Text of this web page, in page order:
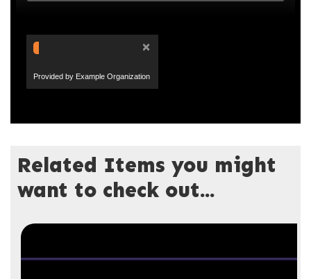
×
Provided by Example Organization
Related Items you might
want to check out...